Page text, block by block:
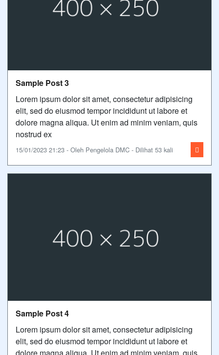
Sample Post 3
Lorem ipsum dolor sit amet, consectetur adipisicing
elit, sed do eiusmod tempor incididunt ut labore et
dolore magna aliqua. Ut enim ad minim veniam, quis
nostrud ex
15/01/2023 21:23 - Oleh Pengelola DMC - Dilihat 53 kali
Sample Post 4
Lorem ipsum dolor sit amet, consectetur adipisicing
elit, sed do eiusmod tempor incididunt ut labore et